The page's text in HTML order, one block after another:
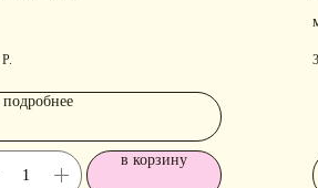
Р.
подробнее
в корзину